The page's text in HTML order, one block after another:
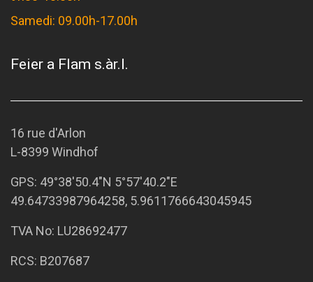
Samedi: 09.00h-17.00h
Feier a Flam s.àr.l.
16 rue d'Arlon
L-8399 Windhof
GPS: 49°38'50.4"N 5°57'40.2"E
49.64733987964258, 5.9611766643045945
TVA No: LU28692477
RCS: B207687